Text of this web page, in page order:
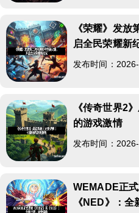
《荣耀》发放
启全民荣耀新
发布时间：
《传奇世界2
的游戏激情
发布时间：
WEMADE正
《NED》：